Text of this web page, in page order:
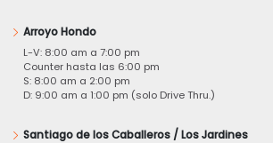
Arroyo Hondo
L-V: 8:00 am a 7:00 pm
Counter hasta las 6:00 pm
S: 8:00 am a 2:00 pm
D: 9:00 am a 1:00 pm (solo Drive Thru.)
Santiago de los Caballeros / Los Jardines